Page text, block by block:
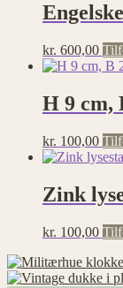
kr. 600,00
H 9 cm,
kr. 100,00
Zink
kr. 100,00